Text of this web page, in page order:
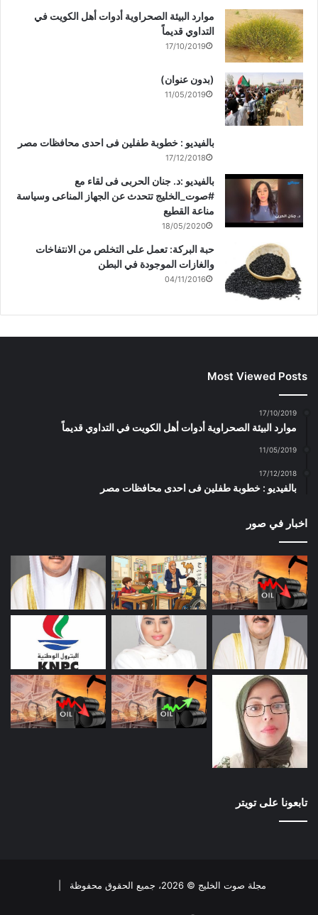
موارد البيئة الصحراوية أدوات أهل الكويت في
التداوي قديماً
17/10/2019
(بدون عنوان)
11/05/2019
بالفيديو : خطوبة طفلين فى احدى محافظات مصر
17/12/2018
بالفيديو :د. جنان الحربى فى لقاء مع
#صوت_الخليج تتحدث عن الجهاز المناعى وسياسة
مناعة القطيع
18/05/2020
حبة البركة: تعمل على التخلص من الانتفاخات
والغازات الموجودة في البطن
04/11/2016
Most Viewed Posts
17/10/2019
موارد البيئة الصحراوية أدوات أهل الكويت في التداوي قديماً
11/05/2019
17/12/2018
بالفيديو : خطوبة طفلين فى احدى محافظات مصر
اخبار في صور
تابعونا على تويتر
مجلة صوت الخليج © 2026، جميع الحقوق محفوظة |